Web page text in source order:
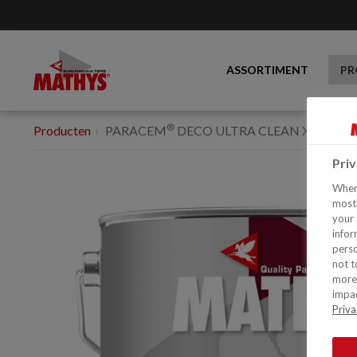
ASSORTIMENT
Producten PARACEM ® DECO ULTRA CLEAN XTRA
your
not